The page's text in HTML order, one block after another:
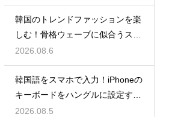
韓国のトレンドファッションを楽
しむ！骨格ウェーブに似合うスタ
イルの特徴
2026.08.6
韓国語をスマホで入力！iPhoneの
キーボードをハングルに設定する
手順
2026.08.5